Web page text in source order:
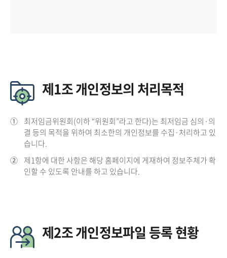
제1조 개인정보의 처리목적
① 최저임금위원회(이하 “위원회”라고 한다)는 최저임금 심의·의
결 등의 목적을 위하여 최소한의 개인정보를 수집·처리하고 있
습니다.
② 제1항에 대한 사항은 해당 홈페이지에 게재하여 정보주체가 확
인할 수 있도록 안내를 하고 있습니다.
제2조 개인정보파일 등록 현황